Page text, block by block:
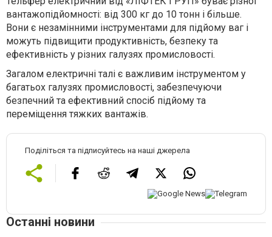
вантажопідйомності: від 300 кг до 10 тонн і більше.
Вони є незамінними інструментами для підйому ваг і
можуть підвищити продуктивність, безпеку та
ефективність у різних галузях промисловості.
Загалом електричні талі є важливим інструментом у
багатьох галузях промисловості, забезпечуючи
безпечний та ефективний спосіб підйому та
переміщення тяжких вантажів.
Поділіться та підписуйтесь на наші джерела
Останні новини